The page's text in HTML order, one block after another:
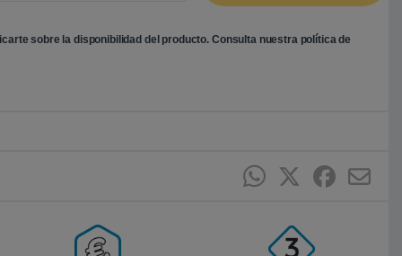
sobre la disponibilidad del producto. Consulta nuestra política de